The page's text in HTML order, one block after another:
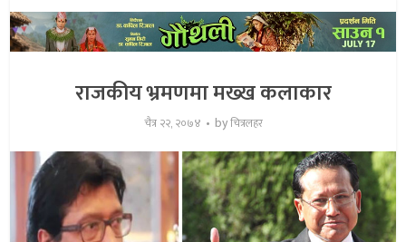
राजकीय भ्रमणमा मख्ख कलाकार
चैत्र २२, २०७४ byचित्रलहर